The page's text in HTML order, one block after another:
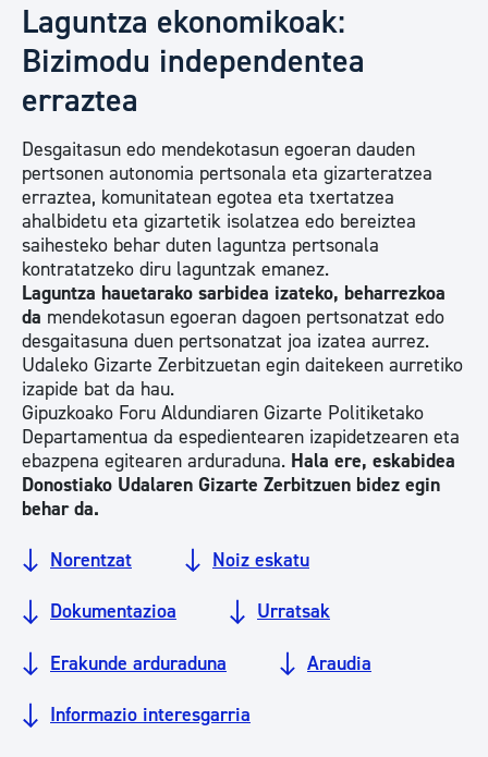
Laguntza ekonomikoak:
Bizimodu independentea
erraztea
Desgaitasun edo mendekotasun egoeran dauden
pertsonen autonomia pertsonala eta gizarteratzea
erraztea, komunitatean egotea eta txertatzea
ahalbidetu eta gizartetik isolatzea edo bereiztea
saihesteko behar duten laguntza pertsonala
kontratatzeko diru laguntzak emanez.
Laguntza hauetarako sarbidea izateko, beharrezkoa
da mendekotasun egoeran dagoen pertsonatzat edo
desgaitasuna duen pertsonatzat joa izatea aurrez.
Udaleko Gizarte Zerbitzuetan egin daitekeen aurretiko
izapide bat da hau.
Gipuzkoako Foru Aldundiaren Gizarte Politiketako
Departamentua da espedientearen izapidetzearen eta
ebazpena egitearen arduraduna. Hala ere, eskabidea
Donostiako Udalaren Gizarte Zerbitzuen bidez egin
behar da.
Norentzat Noiz eskatu
Dokumentazioa Urratsak
Erakunde arduraduna Araudia
Informazio interesgarria